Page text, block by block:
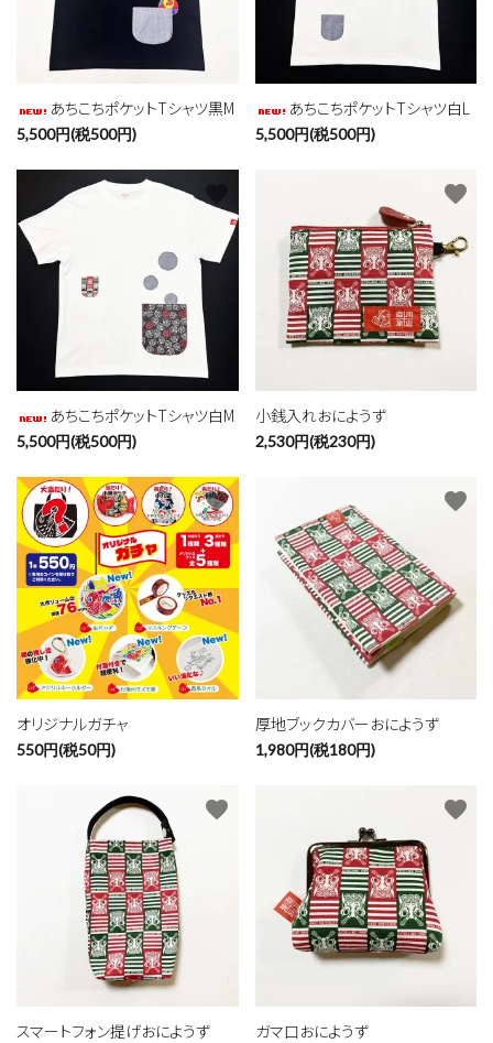
あちこちポケットTシャツ黒M
5,500円(税500円)
あちこちポケットTシャツ白L
5,500円(税500円)
あちこちポケットTシャツ白M
5,500円(税500円)
小銭入れおにようず
2,530円(税230円)
favorite
オリジナルガチャ
550円(税50円)
favorite
厚地ブックカバーおにようず
1,980円(税180円)
favorite
スマートフォン提げおにようず
favorite
ガマ口おにようず
favorite